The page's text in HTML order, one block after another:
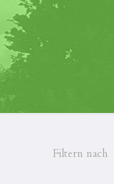
Filtern nach